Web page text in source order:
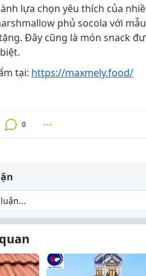
lựa chọn yêu thích của
phủ socola với
Đây cũng là món snack
tại: https://maxmely.food/
0